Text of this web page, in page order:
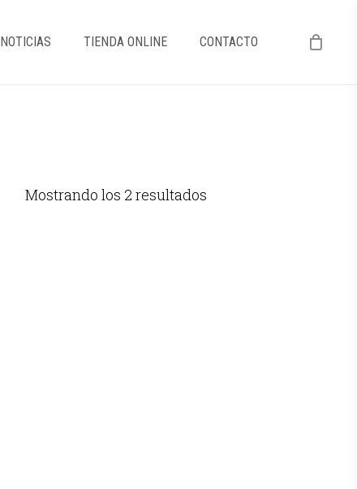
NOTICIAS TIENDA ONLINE CONTACTO
Mostrando los 2 resultados